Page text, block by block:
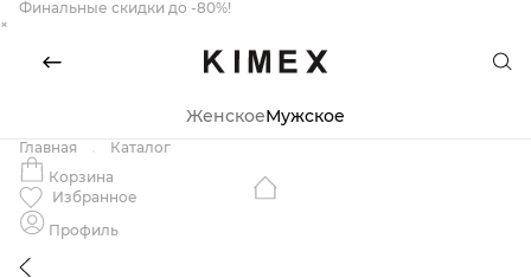
Финальные скидки до -80%!
×
ЖенскоеМужское
Главная
Каталог
Корзина
Избранное
Профиль